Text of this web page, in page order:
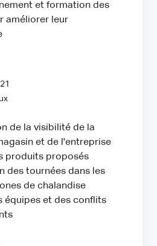
et formation des
améliorer leur
de la visibilité de la
et de l'entreprise
produits proposés
des tournées dans les
de chalandise
équipes et des conflits